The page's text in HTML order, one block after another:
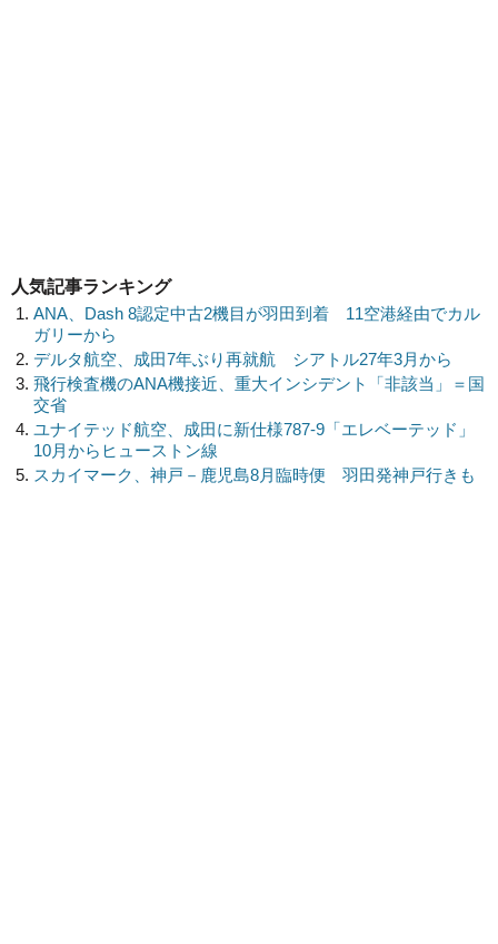
人気記事ランキング
ANA、Dash 8認定中古2機目が羽田到着 11空港経由でカル
ガリーから
デルタ航空、成田7年ぶり再就航 シアトル27年3月から
飛行検査機のANA機接近、重大インシデント「非該当」＝国
交省
ユナイテッド航空、成田に新仕様787-9「エレベーテッド」
10月からヒューストン線
スカイマーク、神戸－鹿児島8月臨時便 羽田発神戸行きも